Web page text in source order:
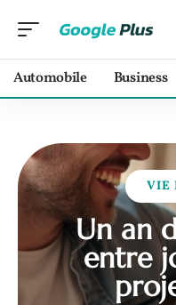
Automobile Business
VIE
Un an
entre